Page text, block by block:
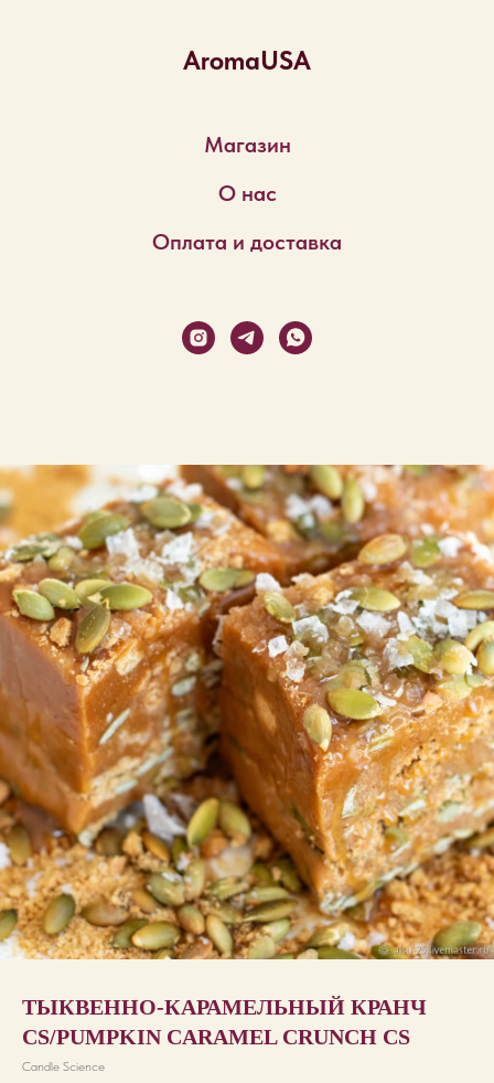
AromaUSA
Магазин
О нас
Оплата и доставка
ТЫКВЕННО-КАРАМЕЛЬНЫЙ КРАНЧ
CS/PUMPKIN CARAMEL CRUNCH CS
Candle Science